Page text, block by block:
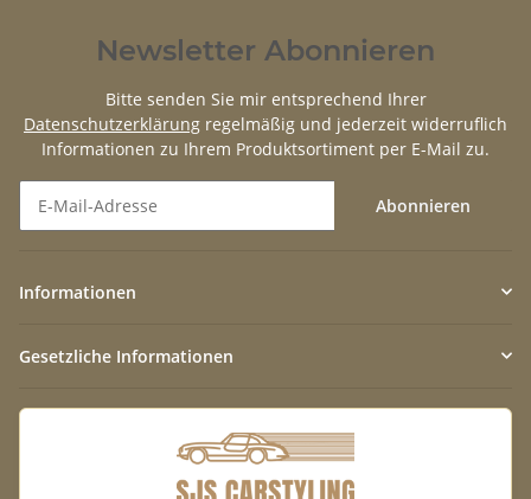
Newsletter Abonnieren
Bitte senden Sie mir entsprechend Ihrer
Datenschutzerklärung regelmäßig und jederzeit widerruflich
Informationen zu Ihrem Produktsortiment per E-Mail zu.
Abonnieren
Informationen
Gesetzliche Informationen